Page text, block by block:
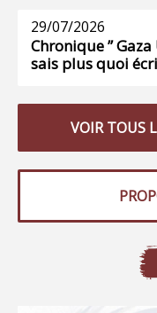
29/07/2026
Chronique ” Gaza
sais plus quoi
VOIR TOUS